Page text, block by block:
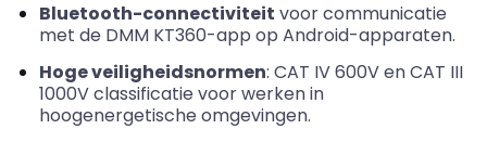
Bluetooth-connectiviteit voor communicatie
met de DMM KT360-app op Android-apparaten.
Hoge veiligheidsnormen: CAT IV 600V en CAT III
1000V classificatie voor werken in
hoogenergetische omgevingen.